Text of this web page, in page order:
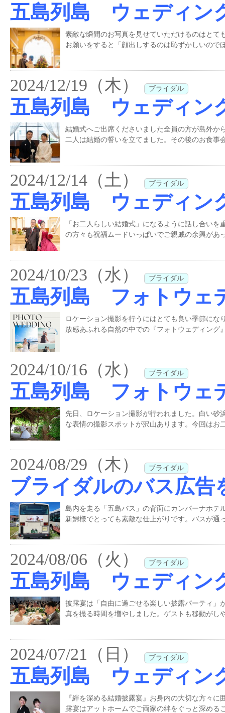
五島列島 ウェディン
素敵な瞬間のお写真を見せていただけるのはとて
お願いをすると「顔出しするのは恥ずかしいの
2024/12/19（木） ブライダル
五島列島 ウェディン
結婚式へご出席くださいました全員の方が島外か
二人は結婚の誓いを立てました。その後のお食事
2024/12/14（土） ブライダル
五島列島 ウェディン
「お二人らしい結婚式」になるように話し合い
の方々も祝福ムードいっぱいでご親戚の余興があ
2024/10/23（水） ブライダル
五島列島 フォトウェ
ロケーション撮影を行うにはとても良い季節に
放感あふれる自然の中での『フォトウェディン
2024/10/16（水） ブライダル
五島列島 フォトウェ
先日、ロケーション撮影が行われました。白い
な表情の撮影スポットが沢山あります。今回は
2024/08/29（木） ブライダル
ブライダルのバス広告
島内を走る「五島バス」の背面にカンパーナホテ
新婦様でとっても素敵な仕上がりです。バスが通
2024/08/06（火） ブライダル
五島列島 ウェディン
披露宴は「自由に過ごせる楽しい披露パーティ」
真を撮る時間を増やしました。ゲストも移動がし
2024/07/21（日） ブライダル
五島列島 ウェディン
『絆を深める結婚披露宴』お身内の大切な方々
露宴はアットホームでご両家の絆をぐっと深め